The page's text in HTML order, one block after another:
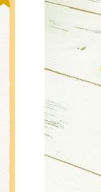
チア
くま
くまの